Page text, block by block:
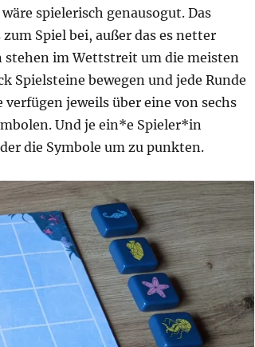
spielerisch genausogut. Das
Spiel bei, außer das es netter
stehen im Wettstreit um die meisten
Spielsteine bewegen und jede Runde
jeweils über eine von sechs
Und je ein*e Spieler*in
die Symbole um zu punkten.